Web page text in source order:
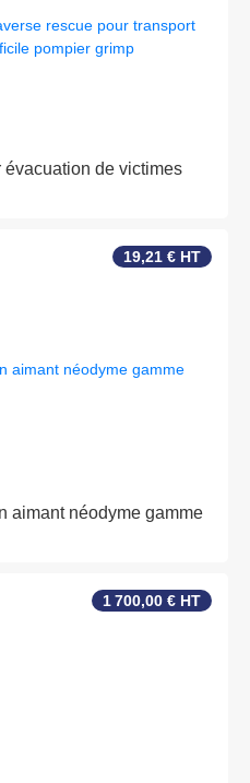
évacuation de victimes
19,21 € HT
aimant néodyme gamme
1 700,00 € HT